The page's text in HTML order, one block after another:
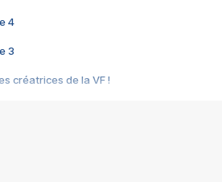
4
3
créatrices de la VF !